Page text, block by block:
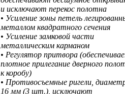
и исключают перекос полотна
• Усиление зоны петель
металлом квадратного сечения
• Усиление замковой части
металлическим карманом
• Регулятор притвора
плотное прилегание дверного
к коробу)
• Противосъемные ригели,
16 мм (3 шт.), исключают